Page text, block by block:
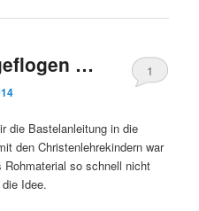
… 1
die Bastelanleitung in die
den Christenlehrekindern war
so schnell nicht
Idee.